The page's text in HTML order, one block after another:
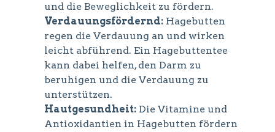
und die Beweglichkeit zu fördern.
Verdauungsfördernd: Hagebutten
regen die Verdauung an und wirken
leicht abführend. Ein Hagebuttentee
kann dabei helfen, den Darm zu
beruhigen und die Verdauung zu
unterstützen.
Hautgesundheit: Die Vitamine und
Antioxidantien in Hagebutten fördern